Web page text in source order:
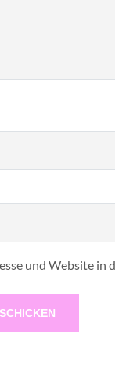
und Website in